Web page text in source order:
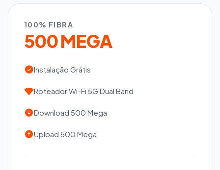
100% FIBRA
500 MEGA
Instalação Grátis
Roteador Wi-Fi 5G Dual Band
Download 500 Mega
Upload 500 Mega